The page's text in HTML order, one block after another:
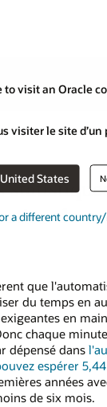
to visit an Oracle
visiter le site d’un
States
a different
du
que
du temps en
en
chaque
dépensé dans
espérer
années
de six mois.